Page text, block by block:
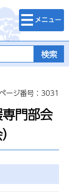
検索・メニュ
ー
ージ番号：3031
門部会